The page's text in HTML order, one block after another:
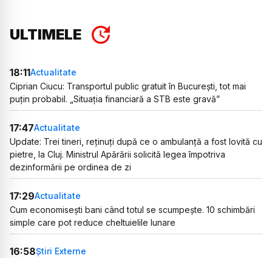
ULTIMELE
18:11Actualitate
Ciprian Ciucu: Transportul public gratuit în București, tot mai
puțin probabil. „Situația financiară a STB este gravă”
17:47Actualitate
Update: Trei tineri, reținuți după ce o ambulanță a fost lovită cu
pietre, la Cluj. Ministrul Apărării solicită legea împotriva
dezinformării pe ordinea de zi
17:29Actualitate
Cum economisești bani când totul se scumpește. 10 schimbări
simple care pot reduce cheltuielile lunare
16:58Știri Externe